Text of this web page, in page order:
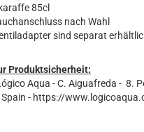
85cl
nach Wahl
sind separat
Produktsicherheit:
Aqua - C. Aiguafreda - 8.
Spain - https://